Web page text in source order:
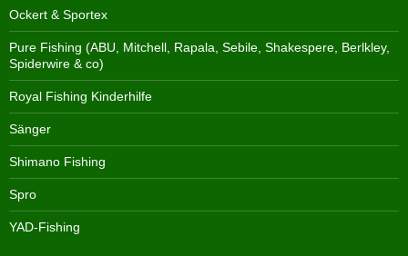
Ockert & Sportex
Pure Fishing (ABU, Mitchell, Rapala, Sebile, Shakespere, Berlkley,
Spiderwire & co)
Royal Fishing Kinderhilfe
Sänger
Shimano Fishing
Spro
YAD-Fishing